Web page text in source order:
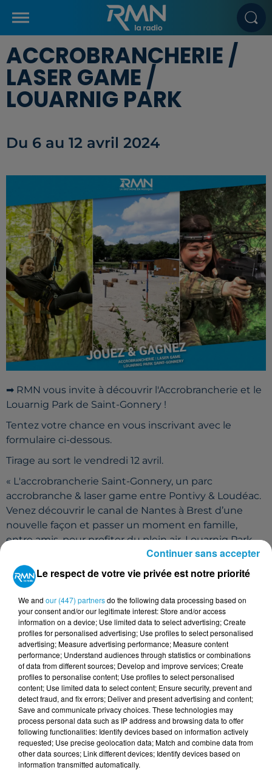
ACCROBRANCHERIE /
LASER GAME /
LOUARNIG PARK
Du 6 au 12 avril 2024
➡ RMN vous invite à découvrir l'Accrobrancherie et le
Louarnig Park de Saint-Gonnery !
Tentez votre chance en vous inscrivant avec le
formulaire ci-dessous.
Tirage au sort le vendredi 12 avril.
« L'accrobrancherie Saint-Gonnery, un parc
accrobranche & laser game entre Pontivy & Loudéac.
Venez découvrir le canal de Nantes à Brest d’une
nouvelle façon et passer un moment en famille,
entre amis, pour profiter du plein air. Louarnig Park,
l’écluse des jeux bretons, est un parc de loisirs familial
en plein centre de la Bretagne. Vous pourrez y
découvrir le patrimoine breton de façon ludique et
conviviale sur un site de 3500 m² »
Plus d'informations surhttps://laccrobrancherie-
stgonnery.fr/&https://www.louarnigpark.bzh/
Le jeu est terminé
TITRES DIFFUSÉS Voir plus
Le respect de votre vie privée est notre priorité
We and our (447) partnersdo the following data processing based on
your consent and/or our legitimate interest: Store and/or access
information on a device; Use limited data to select advertising; Create
profiles for personalised advertising; Use profiles to select personalised
advertising; Measure advertising performance; Measure content
performance; Understand audiences through statistics or combinations
of data from different sources; Develop and improve services; Create
profiles to personalise content; Use profiles to select personalised
content; Use limited data to select content; Ensure security, prevent and
detect fraud, and fix errors; Deliver and present advertising and content;
Save and communicate privacy choices. These technologies may
process personal data such as IP address and browsing data to offer
following functionalities: Identify devices based on information actively
requested; Use precise geolocation data; Match and combine data from
other data sources; Link different devices; Identify devices based on
information transmitted automatically.
Continuer sans accepter